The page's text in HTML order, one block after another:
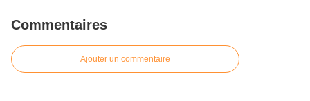
Commentaires
Ajouter un commentaire